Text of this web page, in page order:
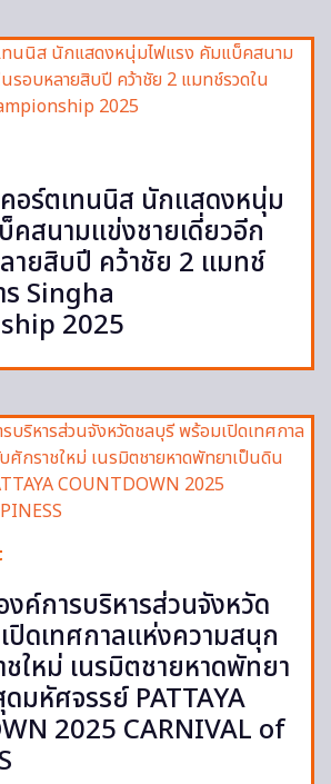
อร์ตเทนนิส นักแสดงหนุ่ม
คสนามแข่งชายเดี่ยวอีก
ายสิบปี คว้าชัย 2 แมทช์
ร Singha
2025
ค์การบริหารส่วนจังหวัด
ปิดเทศกาลแห่งความสนุก
ใหม่ เนรมิตชายหาดพัทยา
มหัศจรรย์ PATTAYA
2025 CARNIVAL of